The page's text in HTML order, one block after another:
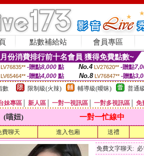
點數補給站 會員專區
份消費排行前十名會員 獲得免費點數~
LV76835** -贈點8,000點 No.4 LV27620** -贈點
LV65464** -贈點4,000 點 No.8 LV76847** -贈點
數
限制級(火辣) 輔導級(曖昧) 普通
妹專區 新人區 一對一視訊區 一對多視訊區 免
(喵妞) 一對一忙線中
費聊天 進入包廂 送禮
免費文字聊天: